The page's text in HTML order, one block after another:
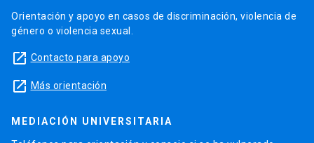
Orientación y apoyo en casos de discriminación, violencia de
género o violencia sexual.
launch Contacto para apoyo
launch Más orientación
MEDIACIÓN UNIVERSITARIA